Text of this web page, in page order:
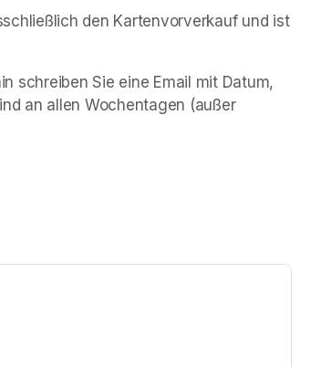
den Kartenvorverkauf und ist
schreiben Sie eine Email mit Datum,
an allen Wochentagen (außer